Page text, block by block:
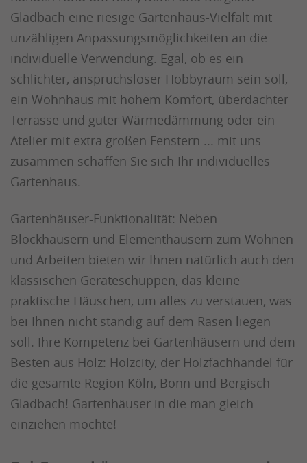
Gladbach eine riesige Gartenhaus-Vielfalt mit
unzähligen Anpassungsmöglichkeiten an die
individuelle Verwendung. Egal, ob es ein
schlichter, anspruchsloser Hobbyraum sein soll,
ein Wohnhaus mit hohem Komfort, überdachter
Terrasse und guter Wärmedämmung oder ein
Atelier mit extra großen Fenstern ... mit uns
zusammen schaffen Sie sich Ihr individuelles
Gartenhaus.
Gartenhäuser-Funktionalität: Neben
Blockhäusern und Elementhäusern zum Wohnen
und Arbeiten bieten wir Ihnen natürlich auch den
klassischen Geräteschuppen, das kleine
praktische Häuschen, um alles zu verstauen, was
bei Ihnen nicht ständig auf dem Rasen liegen
soll. Ihre Kompetenz bei Gartenhäusern und dem
Besten aus Holz: Holzcity, der Holzfachhandel für
die gesamte Region Köln, Bonn und Bergisch
Gladbach! Gartenhäuser in die man gleich
einziehen möchte!